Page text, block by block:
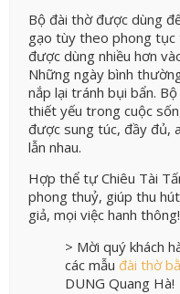
Bộ đài thờ được dùng
gạo tùy theo phong
được dùng nhiều hơn
Những ngày bình
nắp lại tránh bụi bẩn.
thiết yếu trong cuộc
được sung túc, đầy đủ,
lẫn nhau.
Hợp thể tự Chiêu Tài
phong thuỷ, giúp thu
giả, mọi việc hanh thông!
> Mời quý khách
các mẫu đài thờ
DUNG Quang Hà!